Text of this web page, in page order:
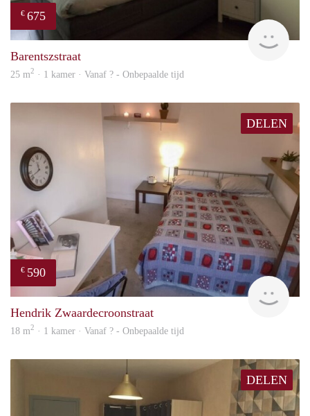
€ 675
Barentszstraat
25 m2 · 1 kamer · Vanaf ? - Onbepaalde tijd
DELEN
€ 590
rent
Hendrik Zwaardecroonstraat
18 m2 · 1 kamer · Vanaf ? - Onbepaalde tijd
DELEN